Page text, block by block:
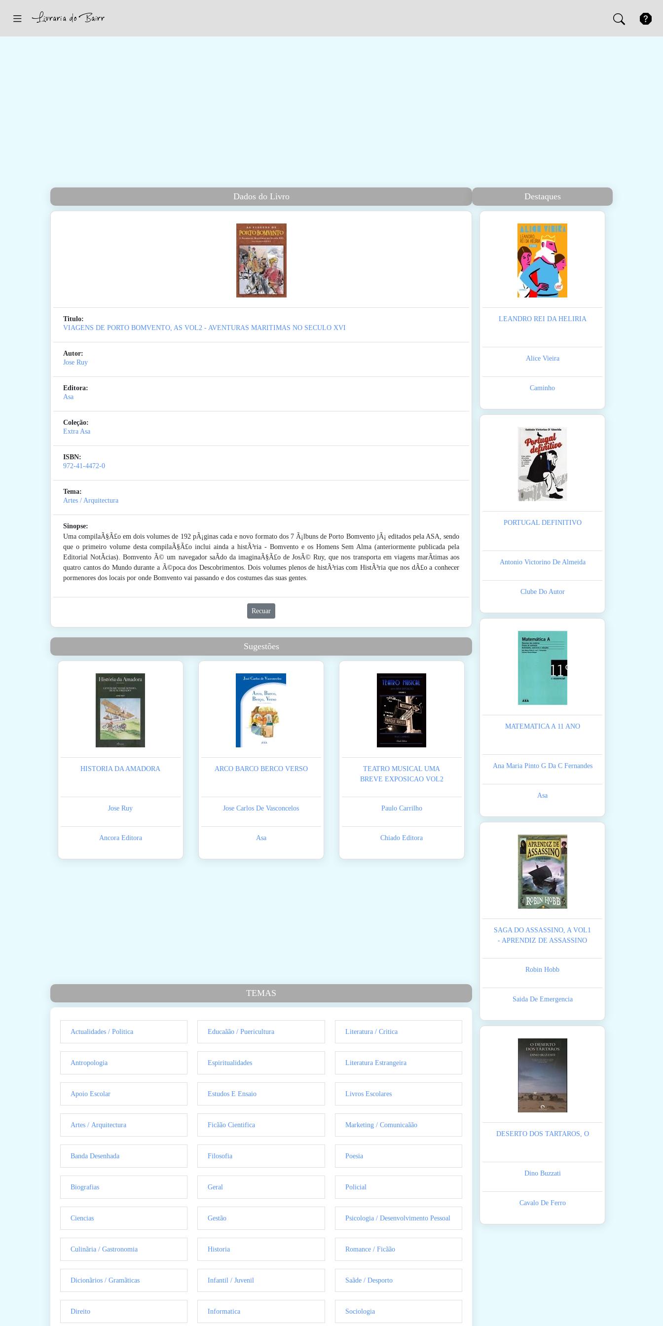
Dados do Livro
Titulo:
VIAGENS DE PORTO BOMVENTO, AS VOL2 - AVENTURAS MARITIMAS NO SECULO XVI
Autor:
Jose Ruy
Editora:
Asa
Coleção:
Extra Asa
ISBN:
972-41-4472-0
Tema:
Artes / Arquitectura
Sinopse:
Uma compilaÃ§Ã£o em dois volumes de 192 pÃ¡ginas cada e novo formato dos 7 Ã¡lbuns de Porto Bomvento jÃ¡ editados pela ASA, sendo
que o primeiro volume desta compilaÃ§Ã£o inclui ainda a histÃ³ria - Bomvento e os Homens Sem Alma (anteriormente publicada pela
Editorial NotÃ­cias). Bomvento Ã© um navegador saÃ­do da imaginaÃ§Ã£o de JosÃ© Ruy, que nos transporta em viagens marÃ­timas aos
quatro cantos do Mundo durante a Ã©poca dos Descobrimentos. Dois volumes plenos de histÃ³rias com HistÃ³ria que nos dÃ£o a conhecer
pormenores dos locais por onde Bomvento vai passando e dos costumes das suas gentes.
Recuar
Sugestões
HISTORIA DA AMADORA
Jose Ruy
Ancora Editora
ARCO BARCO BERCO VERSO
Jose Carlos De Vasconcelos
Asa
TEATRO MUSICAL UMA
BREVE EXPOSICAO VOL2
Paulo Carrilho
Chiado Editora
TEMAS
Actualidades / Politica
Antropologia
Apoio Escolar
Artes / Arquitectura
Banda Desenhada
Biografias
Ciencias
Culinãria / Gastronomia
Dicionãrios / Gramãticas
Direito
Educaãão / Puericultura
Espiritualidades
Estudos E Ensaio
Ficãão Cientifica
Filosofia
Geral
Gestão
Historia
Infantil / Juvenil
Informatica
Literatura / Critica
Literatura Estrangeira
Livros Escolares
Marketing / Comunicaãão
Poesia
Policial
Psicologia / Desenvolvimento Pessoal
Romance / Ficãão
Saãde / Desporto
Sociologia
Destaques
LEANDRO REI DA HELIRIA
Alice Vieira
Caminho
PORTUGAL DEFINITIVO
Antonio Victorino De Almeida
Clube Do Autor
MATEMATICA A 11 ANO
Ana Maria Pinto G Da C Fernandes
Asa
SAGA DO ASSASSINO, A VOL1
- APRENDIZ DE ASSASSINO
Robin Hobb
Saida De Emergencia
DESERTO DOS TARTAROS, O
Dino Buzzati
Cavalo De Ferro